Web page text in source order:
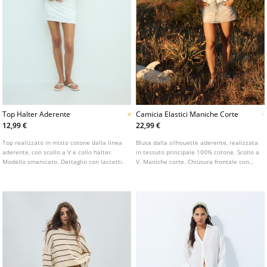
Top Halter Aderente
12,99 €
Top realizzato in misto cotone dalla linea
aderente, con scollo a V e collo halter.
Modello smanicato. Dettaglio con laccetti.
Camicia Elastici Maniche Corte
22,99 €
Blusa dalla silhouette aderente, realizzata
in tessuto principale 100% cotone. Scollo a
V. Maniche corte. Chiusura frontale con